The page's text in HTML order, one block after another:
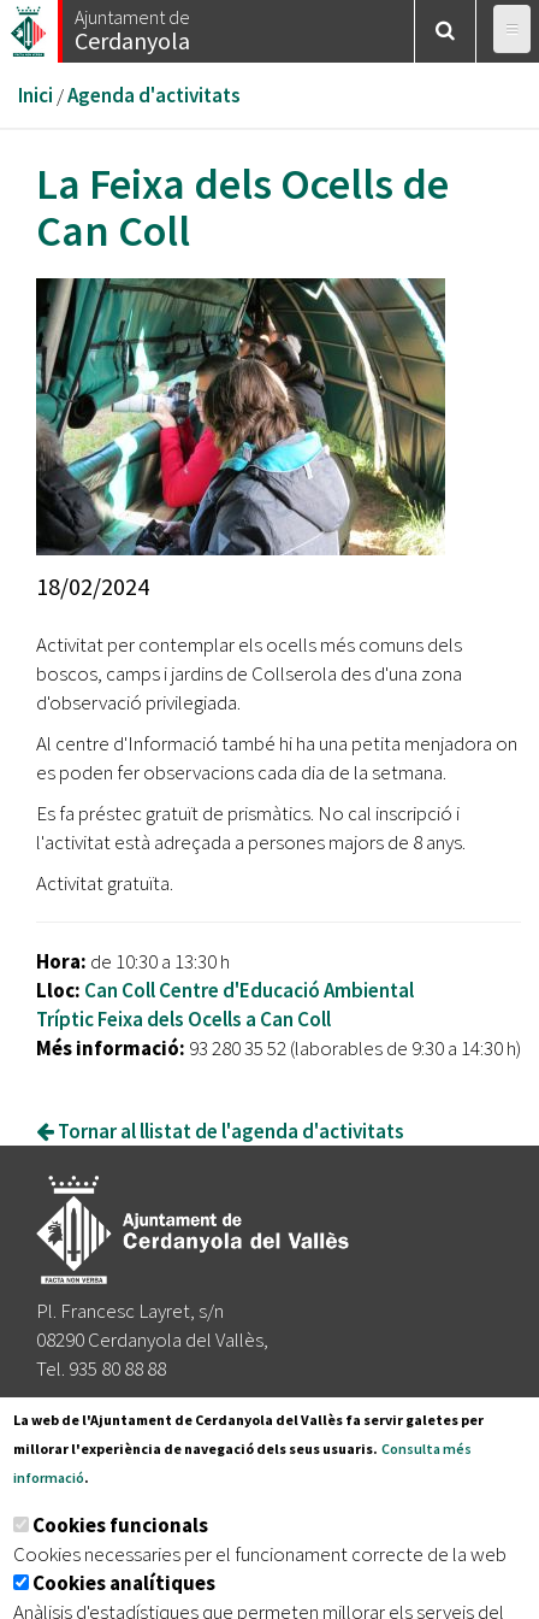
Vés
al
Ajuntament de
Cerdanyola
Esteu
aquí
Inici /Agenda d'activitats
La Feixa dels Ocells de
Can Coll
18/02/2024
Activitat per contemplar els ocells més comuns dels
boscos, camps i jardins de Collserola des d'una zona
d'observació privilegiada.
Al centre d'Informació també hi ha una petita menjadora on
es poden fer observacions cada dia de la setmana.
Es fa préstec gratuït de prismàtics. No cal inscripció i
l'activitat està adreçada a persones majors de 8 anys.
Activitat gratuïta.
Hora: de 10:30 a 13:30 h
Lloc: Can Coll Centre d'Educació Ambiental
Tríptic Feixa dels Ocells a Can Coll
Més informació: 93 280 35 52 (laborables de 9:30 a 14:30 h)
Tornar al llistat de l'agenda d'activitats
Pl. Francesc Layret, s/n
08290 Cerdanyola del Vallès,
Tel. 935 80 88 88
Segueix-nos a:
Subscriu-te al nostre butlletí
Inici | Avís legal | Protecció de dades
La web de l'Ajuntament de Cerdanyola del Vallès fa servir galetes per
millorar l'experiència de navegació dels seus usuaris. Consulta més
informació.
Cookies funcionals
Cookies necessaries per el funcionament correcte de la web
Cookies analítiques
Anàlisis d'estadístiques que permeten millorar els serveis del